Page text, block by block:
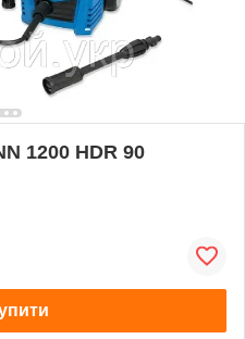
1200 HDR 90